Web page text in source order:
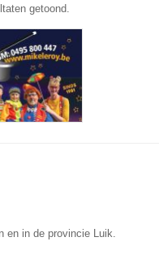
getoond.
en in de provincie Luik.